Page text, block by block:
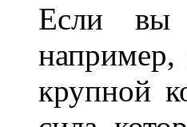
Если вы
например,
крупной